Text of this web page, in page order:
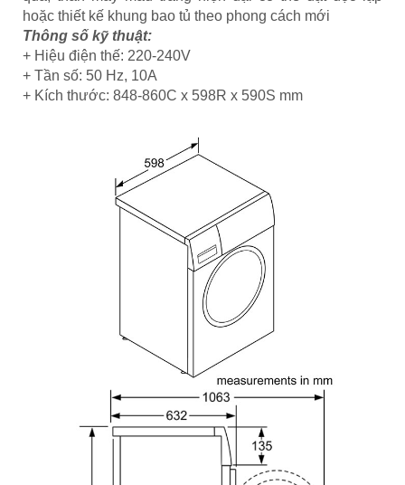
hoặc thiết kế khung bao tủ theo phong cách mới
Thông số kỹ thuật:
+ Hiệu điện thế: 220-240V
+ Tần số: 50 Hz, 10A
+ Kích thước: 848-860C x 598R x 590S mm